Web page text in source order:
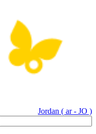
Jordan ( ar - JO )